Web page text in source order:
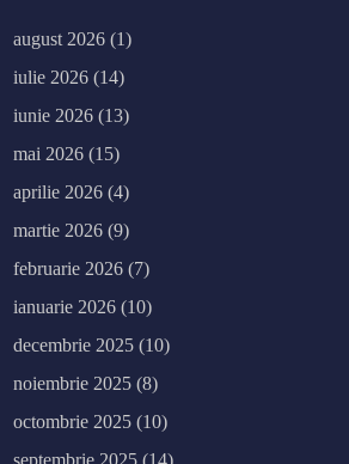
august 2026 (1)
iulie 2026 (14)
iunie 2026 (13)
mai 2026 (15)
aprilie 2026 (4)
martie 2026 (9)
februarie 2026 (7)
ianuarie 2026 (10)
decembrie 2025 (10)
noiembrie 2025 (8)
octombrie 2025 (10)